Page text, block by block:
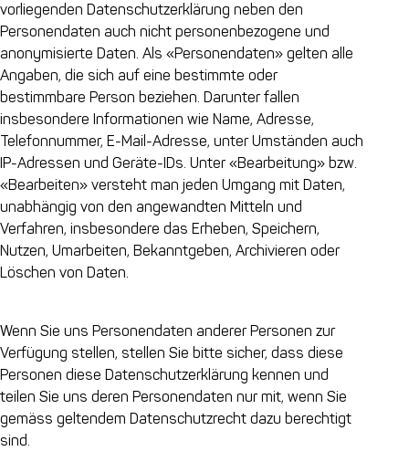
vorliegenden Datenschutzerklärung neben den
Personendaten auch nicht personenbezogene und
anonymisierte Daten. Als «Personendaten» gelten alle
Angaben, die sich auf eine bestimmte oder
bestimmbare Person beziehen. Darunter fallen
insbesondere Informationen wie Name, Adresse,
Telefonnummer, E-Mail-Adresse, unter Umständen auch
IP-Adressen und Geräte-IDs. Unter «Bearbeitung» bzw.
«Bearbeiten» versteht man jeden Umgang mit Daten,
unabhängig von den angewandten Mitteln und
Verfahren, insbesondere das Erheben, Speichern,
Nutzen, Umarbeiten, Bekanntgeben, Archivieren oder
Löschen von Daten.
Wenn Sie uns Personendaten anderer Personen zur
Verfügung stellen, stellen Sie bitte sicher, dass diese
Personen diese Datenschutzerklärung kennen und
teilen Sie uns deren Personendaten nur mit, wenn Sie
gemäss geltendem Datenschutzrecht dazu berechtigt
sind.